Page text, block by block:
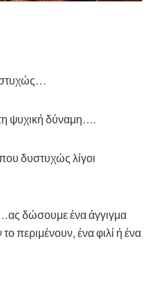
ψυχική δύναμη….
δυστυχώς λίγοι
δώσουμε ένα άγγιγμα
περιμένουν, ένα φιλί ή ένα